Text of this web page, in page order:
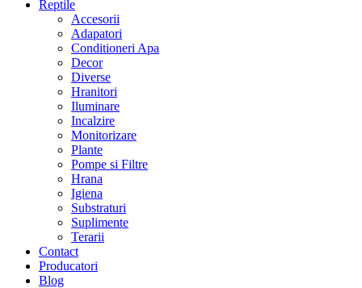
Reptile
Accesorii
Adapatori
Conditioneri Apa
Decor
Diverse
Hranitori
Iluminare
Incalzire
Monitorizare
Plante
Pompe si Filtre
Hrana
Igiena
Substraturi
Suplimente
Terarii
Contact
Producatori
Blog